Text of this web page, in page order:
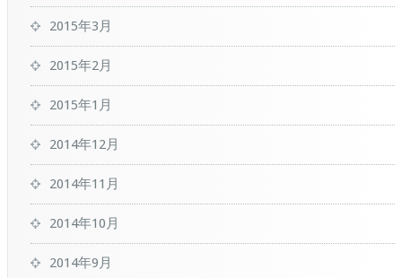
2015年3月
2015年2月
2015年1月
2014年12月
2014年11月
2014年10月
2014年9月